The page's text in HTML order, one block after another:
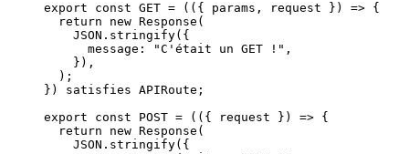
export const GET = ( ( { params , request } )
=> {
return new Response (
JSON . stringify( {
message:
"C'était un GET ! " ,
} ) ,
) ;
} ) satisfies APIRoute ;
export const POST = ( ( { request } )
=> {
return new Response (
JSON . stringify( {